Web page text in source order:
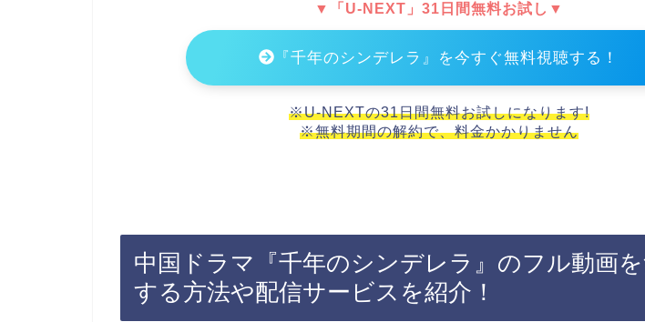
▼「U-NEXT」31日間無料お試し▼
『千年のシンデレラ』を今すぐ無料視聴する！
※U-NEXTの31日間無料お試しになります!
※無料期間の解約で、料金かかりません
中国ドラマ『千年のシンデレラ』のフル動画
する方法や配信サービスを紹介！